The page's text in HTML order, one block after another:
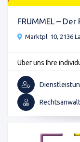
FRUMMEL –
Marktpl. 10, 2136
Über uns Ihre
Rechtsanwalt